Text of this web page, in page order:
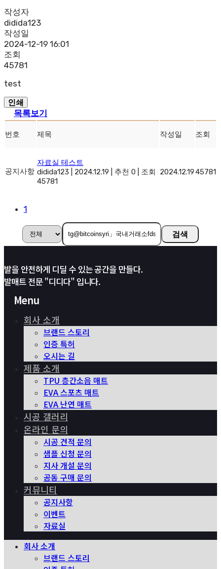
작성자
didida123
작성일
2024-12-19 16:01
조회
45781
test
인쇄
목록보기
번호 제목 작성일 조회
공지사항
자료실 테스트
didida123
2024.12.19 추천 0
조회
45781
2024.12.1945781
1
검색
발을 안전하게 디딜 수 있는 공간을 만들다.
발매트 전문 "디디다" 입니다.
Menu
회사 소개
브랜드 스토리
인증 특허
오시는 길
제품 소개
TPU 층간소음 매트
EVA 스포츠 매트
EVA 난연 매트
시공 갤러리
온라인 문의
시공 견적 문의
샘플 신청 문의
지사 개설 문의
공동 구매 문의
커뮤니티
공지사항
이벤트
자료실
회사 소개
브랜드 스토리